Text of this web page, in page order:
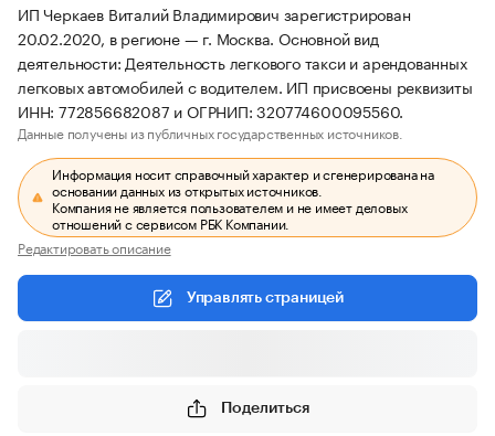
ИП Черкаев Виталий Владимирович зарегистрирован
20.02.2020, в регионе — г. Москва. Основной вид
деятельности: Деятельность легкового такси и арендованных
легковых автомобилей с водителем. ИП присвоены реквизиты
ИНН: 772856682087 и ОГРНИП: 320774600095560.
Данные получены из публичных государственных источников.
Информация носит справочный характер и сгенерирована на
основании данных из открытых источников.
Компания не является пользователем и не имеет деловых
отношений с сервисом РБК Компании.
Редактировать описание
Управлять страницей
Поделиться